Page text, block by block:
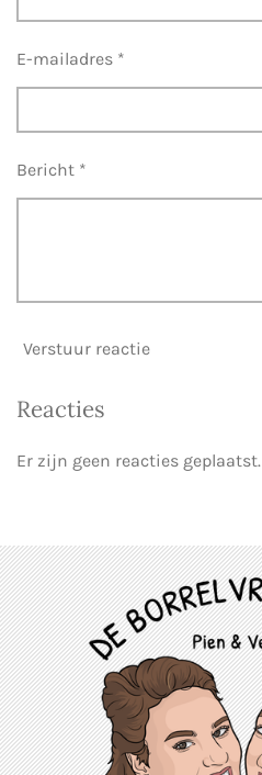
E-mailadres *
Bericht *
Verstuur reactie
Reacties
Er zijn geen reacties geplaatst.